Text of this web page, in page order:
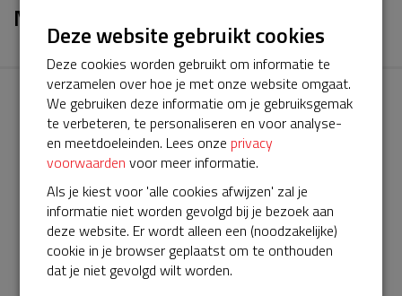
Nieuws
AED360-ProCardio
ServiceBuurtAED wordt aangeboden door de Hartstichting en
AED360-ProCardio. Net als bij BuurtAED is AED360-ProCardio
de leverancier van het servicepakket en ontzorgen zij jou de
Deze website gebruikt cookies
Deze cookies worden gebruikt om informatie te
verzamelen over hoe je met onze website omgaat.
We gebruiken deze informatie om je gebruiksgemak
te verbeteren, te personaliseren en voor analyse-
en meetdoeleinden. Lees onze privacy
voorwaarden voor meer informatie.
Als je kiest voor 'alle cookies afwijzen' zal je
informatie niet worden gevolgd bij je bezoek aan
deze website. Er wordt alleen een (noodzakelijke)
cookie in je browser geplaatst om te onthouden
dat je niet gevolgd wilt worden.